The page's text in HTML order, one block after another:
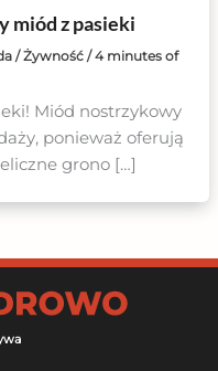
miód z pasieki
/Żywność/4 minutes of
Miód nostrzykowy
ponieważ oferują
grono […]